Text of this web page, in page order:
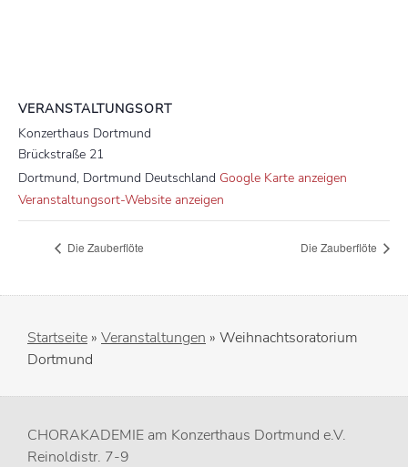
VERANSTALTUNGSORT
Konzerthaus Dortmund
Brückstraße 21
Dortmund, Dortmund Deutschland Google Karte anzeigen
Veranstaltungsort-Website anzeigen
Die Zauberflöte Die Zauberflöte
Startseite » Veranstaltungen » Weihnachtsoratorium
Dortmund
CHORAKADEMIE am Konzerthaus Dortmund e.V.
Reinoldistr. 7-9